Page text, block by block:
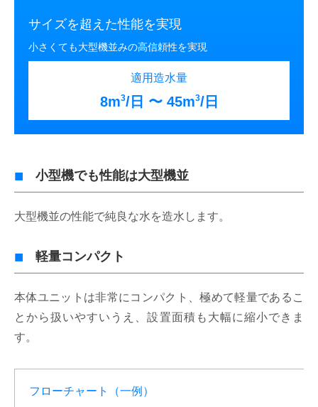
サイズを超えた性能を実現
小さくても大型機並みの高信頼性を実現
適用造水量
8m3/日 〜 45m3/日
小型機でも性能は大型機並
大型機並の性能で純良な水を造水します。
軽量コンパクト
本体ユニットは非常にコンパクト、極めて軽量であるこ
とから扱いやすいうえ、設置面積も大幅に縮小できま
す。
フローチャート（一例）